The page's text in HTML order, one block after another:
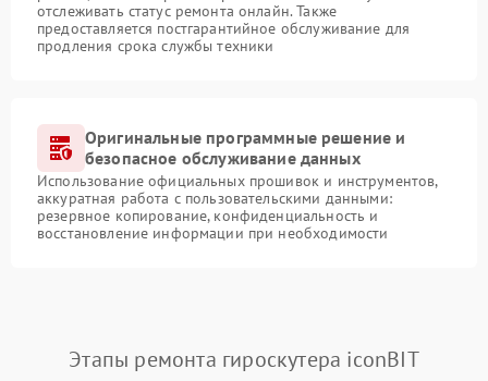
отслеживать статус ремонта онлайн. Также
предоставляется постгарантийное обслуживание для
продления срока службы техники
Оригинальные программные решение и
безопасное обслуживание данных
Использование официальных прошивок и инструментов,
аккуратная работа с пользовательскими данными:
резервное копирование, конфиденциальность и
восстановление информации при необходимости
Этапы ремонта гироскутера iconBIT